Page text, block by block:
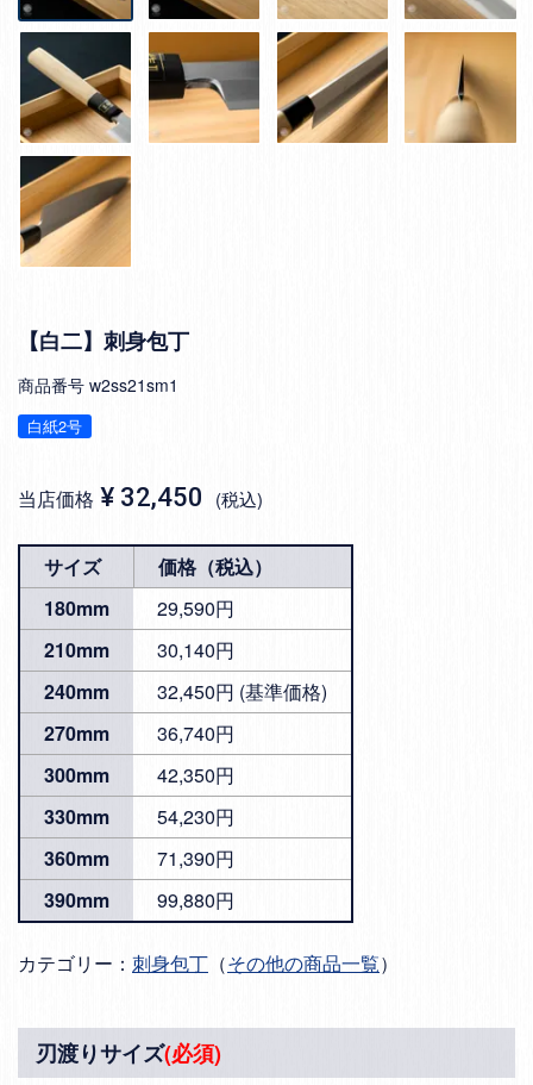
【白二】刺身包丁
商品番号 w2ss21sm1
白紙2号
当店価格 ¥ 32,450 税込
サイズ
価格（税込）
180mm
29,590円
210mm
30,140円
240mm
32,450円 (基準価格)
270mm
36,740円
300mm
42,350円
330mm
54,230円
360mm
71,390円
390mm
99,880円
カテゴリー： 刺身包丁 （その他の商品一覧）
刃渡りサイズ(必須)